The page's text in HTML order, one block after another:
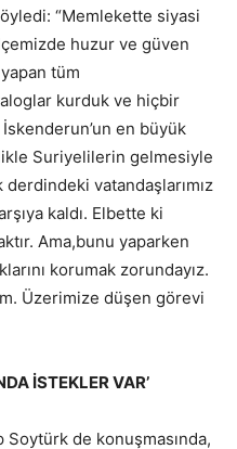
“Memlekette siyasi
huzur ve güven
tüm
kurduk ve hiçbir
en büyük
Suriyelilerin gelmesiyle
vatandaşlarımız
kaldı. Elbette ki
Ama,bunu yaparken
korumak zorundayız.
Üzerimize düşen görevi
İSTEKLER VAR’
Soytürk de konuşmasında,